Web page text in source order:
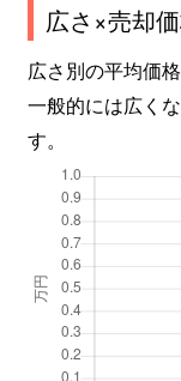
広さ×売却
広さ別の平均価
一般的には広く
す。